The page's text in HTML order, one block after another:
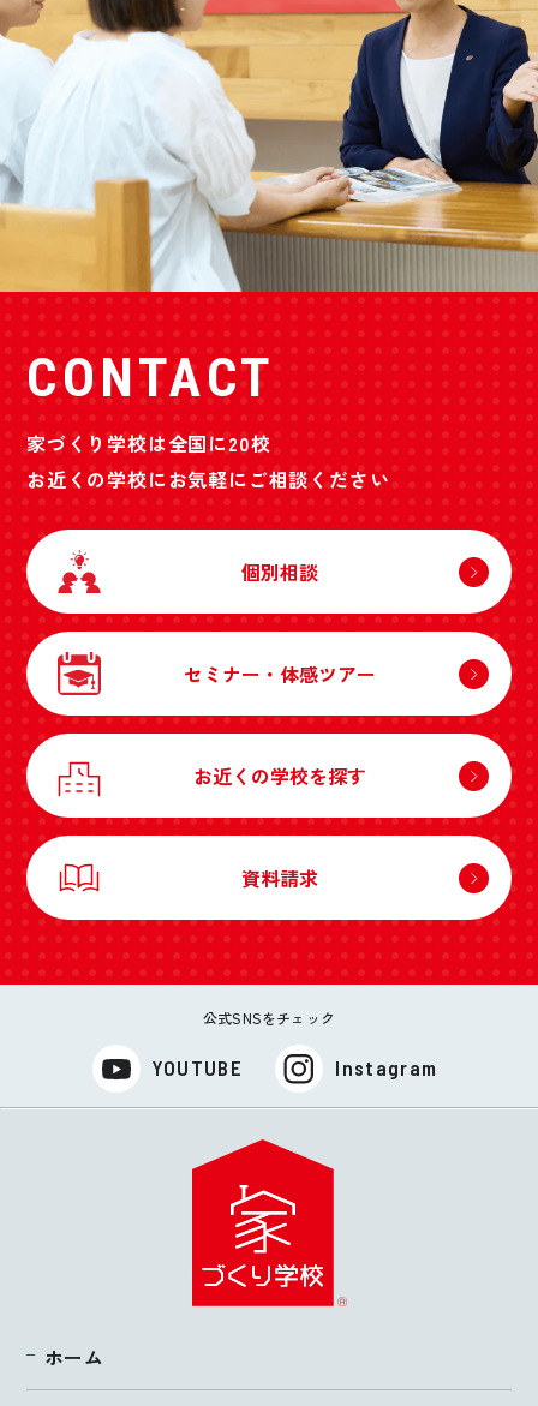
CONTACT
家づくり学校は全国に20校
お近くの学校にお気軽にご相談ください
個別相談
セミナー・体感ツアー
お近くの学校を探す
資料請求
公式SNSをチェック
YOUTUBE Instagram
ホーム